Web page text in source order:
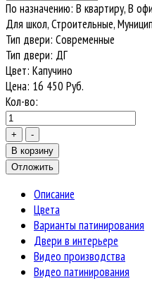
По назначению: В квартиру, В
Для школ, Строительные,
Тип двери: Современные
Тип двери: ДГ
Цвет: Капучино
Цена: 16 450 Руб.
Кол-во:
Описание
Цвета
Варианты патинирования
Двери в интерьере
Видео производства
Видео патинирования